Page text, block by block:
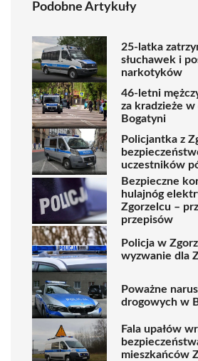
Podobne Artykuły
25-latka
słuchawek i
narkotyków
46-letni
za kradzieże
Bogatyni
Policjantka z
uczestników
Bezpieczne
hulajnóg
Zgorzelcu –
przepisów
Policja w
wyzwanie dla
Poważne
drogowych w
Fala upałów
mieszkańców